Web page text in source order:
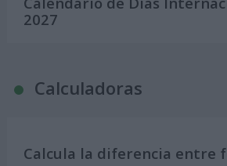
2027
Calculadoras
Calcula la diferencia entre